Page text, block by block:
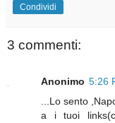
Condividi
3 commenti:
Anonimo 5:26
...Lo sento
a i tuoi